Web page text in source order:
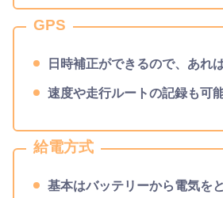
GPS
日時補正ができるので、あれ
速度や走行ルートの記録も可
給電方式
基本はバッテリーから電気を